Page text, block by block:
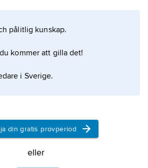
om artikeln
pålitlig kunskap.
kommer att gilla det!
i Sverige.
din gratis provperiod
eller